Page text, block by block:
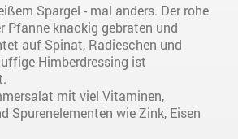
Spargel - mal anders. Der rohe
Pfanne knackig gebraten und
auf Spinat, Radieschen und
Himberdressing ist
mit viel Vitaminen,
Spurenelementen wie Zink, Eisen